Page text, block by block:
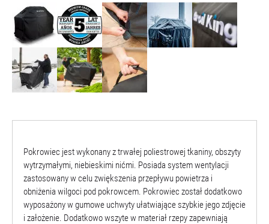
Pokrowiec jest wykonany z trwałej poliestrowej tkaniny, obszyty
wytrzymałymi, niebieskimi nićmi. Posiada system wentylacji
zastosowany w celu zwiększenia przepływu powietrza i
obniżenia wilgoci pod pokrowcem. Pokrowiec został dodatkowo
wyposażony w gumowe uchwyty ułatwiające szybkie jego zdjęcie
i założenie. Dodatkowo wszyte w materiał rzepy zapewniają